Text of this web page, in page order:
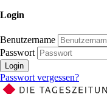
Login
Benutzername
Passwort
Login
Passwort vergessen?